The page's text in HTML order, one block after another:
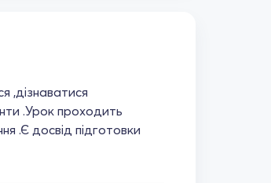
,дізнаватися
.Урок проходить
.Є досвід підготовки